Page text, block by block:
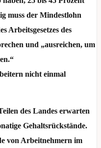
muss der Mindestlohn
Arbeitsgesetzes des
und „ausreichen, um
nicht einmal
des Landes erwarten
Gehaltsrückstände.
von Arbeitnehmern im